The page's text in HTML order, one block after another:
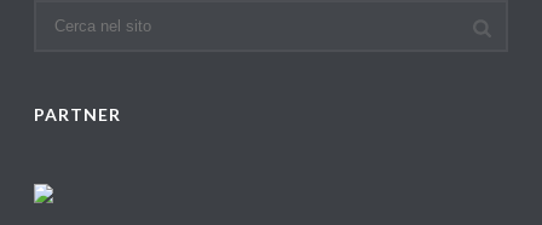
PARTNER